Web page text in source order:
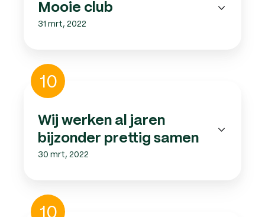
Mooie club
31 mrt, 2022
Wij
werken
jaren
bijzonder
prettig
samen
10
Wij werken al jaren
bijzonder prettig samen
30 mrt, 2022
Helemaal
10